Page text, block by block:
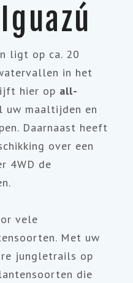
ligt op ca. 20
in het
hier op all-
uw maaltijden en
Daarnaast heeft
over een
4WD de
vele
Met uw
jungletrails op
die